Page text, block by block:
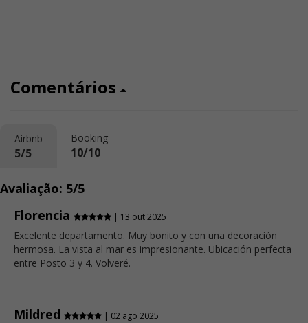
Comentários
Airbnb
5/5
Booking
10/10
Avaliação: 5/5
Florencia
| 13 out 2025
Excelente departamento. Muy bonito y con una decoración
hermosa. La vista al mar es impresionante. Ubicación perfecta
entre Posto 3 y 4. Volveré.
Mildred | 02 ago 2025